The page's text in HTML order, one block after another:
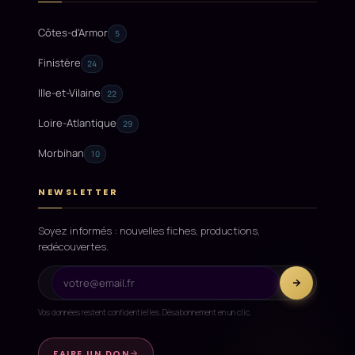
Côtes-d'Armor 5
Finistère 24
Ille-et-Vilaine 22
Loire-Atlantique 29
Morbihan 10
NEWSLETTER
Soyez informés : nouvelles fiches, productions,
redécouvertes.
Vos données restent confidentielles. Désabonnement en un clic.